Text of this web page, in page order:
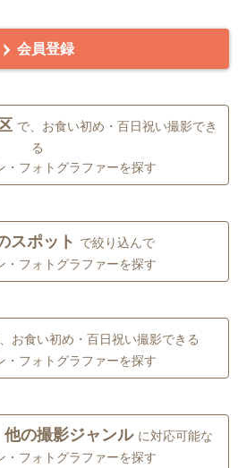
会員登録
で、お食い初め・百日祝い撮影でき
る
・フォトグラファーを探す
スポット で絞り込んで
・フォトグラファーを探す
お食い初め・百日祝い撮影できる
・フォトグラファーを探す
他の撮影ジャンル に対応可能な
・フォトグラファーを探す